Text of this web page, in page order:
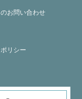
お問い合わせ
リシー